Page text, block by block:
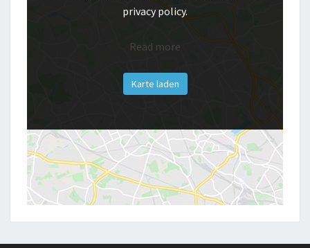
privacy policy.
Read more
Karte laden